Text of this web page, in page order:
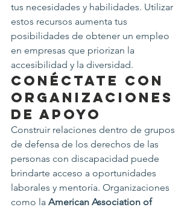
tus necesidades y habilidades. Utilizar
estos recursos aumenta tus
posibilidades de obtener un empleo
en empresas que priorizan la
accesibilidad y la diversidad.
Conéctate con
Organizaciones
de Apoyo
Construir relaciones dentro de grupos
de defensa de los derechos de las
personas con discapacidad puede
brindarte acceso a oportunidades
laborales y mentoría. Organizaciones
como la American Association of